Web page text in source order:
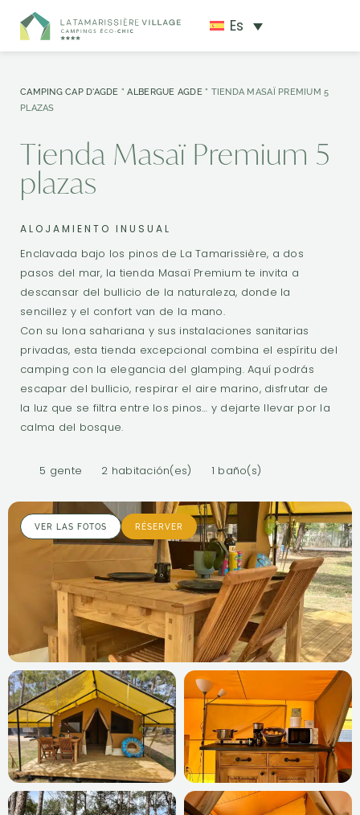
Es
CAMPING CAP D'AGDE "ALBERGUE AGDE " TIENDA MASAÏ PREMIUM 5
PLAZAS
Tienda Masaï Premium 5
plazas
ALOJAMIENTO INUSUAL
Enclavada bajo los pinos de La Tamarissière, a dos
pasos del mar, la tienda Masaï Premium te invita a
descansar del bullicio de la naturaleza, donde la
sencillez y el confort van de la mano.
Con su lona sahariana y sus instalaciones sanitarias
privadas, esta tienda excepcional combina el espíritu del
camping con la elegancia del glamping. Aquí podrás
escapar del bullicio, respirar el aire marino, disfrutar de
la luz que se filtra entre los pinos… y dejarte llevar por la
calma del bosque.
5 gente 2 habitación(es) 1 baño(s)
VER LAS FOTOS RÉSERVER